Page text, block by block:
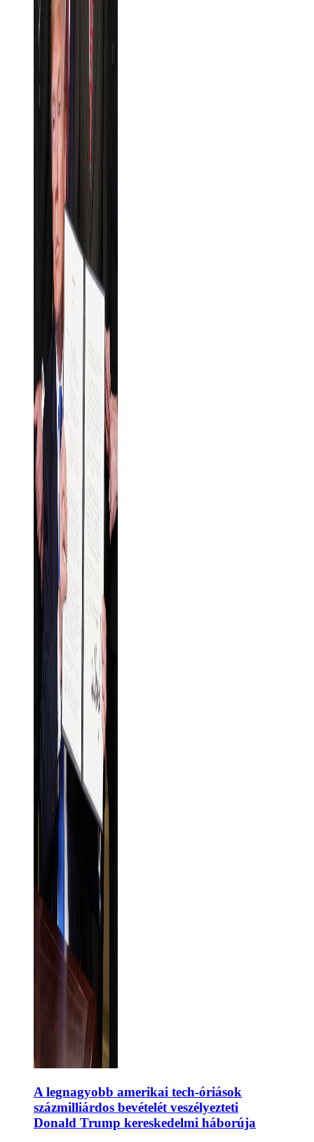
A legnagyobb amerikai tech-óriások
százmilliárdos bevételét veszélyezteti
Donald Trump kereskedelmi háborúja